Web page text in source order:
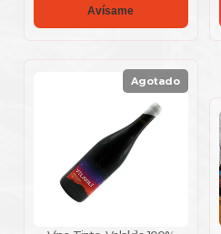
Avísame
Agotado